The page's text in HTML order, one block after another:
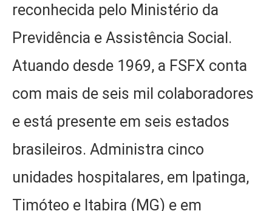
reconhecida pelo Ministério da
Previdência e Assistência Social.
Atuando desde 1969, a FSFX conta
com mais de seis mil colaboradores
e está presente em seis estados
brasileiros. Administra cinco
unidades hospitalares, em Ipatinga,
Timóteo e Itabira (MG) e em